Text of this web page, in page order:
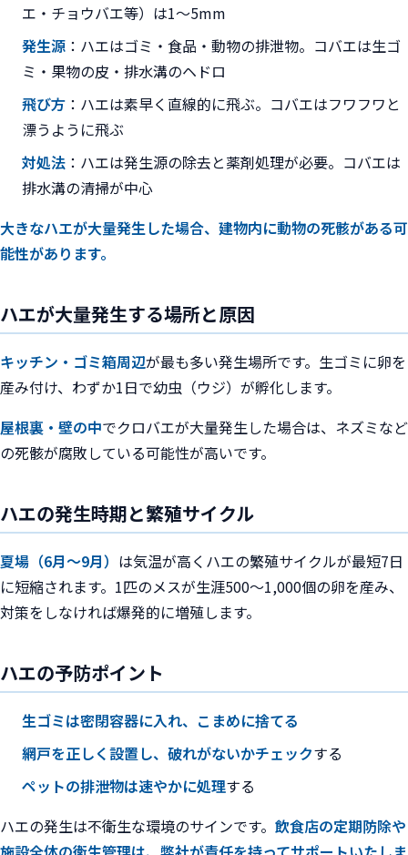
エ・チョウバエ等）は1〜5mm
発生源 ：ハエはゴミ・食品・動物の排泄物。コバエは生ゴ
ミ・果物の皮・排水溝のヘドロ
飛び方 ：ハエは素早く直線的に飛ぶ。コバエはフワフワと
漂うように飛ぶ
対処法 ：ハエは発生源の除去と薬剤処理が必要。コバエは
排水溝の清掃が中心
大きなハエが大量発生した場合、建物内に動物の死骸がある可
能性があります。
ハエが大量発生する場所と原因
キッチン・ゴミ箱周辺が最も多い発生場所です。生ゴミに卵を
産み付け、わずか1日で幼虫（ウジ）が孵化します。
屋根裏・壁の中でクロバエが大量発生した場合は、ネズミなど
の死骸が腐敗している可能性が高いです。
ハエの発生時期と繁殖サイクル
夏場（6月〜9月） は気温が高くハエの繁殖サイクルが最短7日
に短縮されます。1匹のメスが生涯500〜1,000個の卵を産み、
対策をしなければ爆発的に増殖します。
ハエの予防ポイント
生ゴミは密閉容器に入れ、こまめに捨てる
網戸を正しく設置し、破れがないかチェックする
ペットの排泄物は速やかに処理する
ハエの発生は不衛生な環境のサインです。 飲食店の定期防除や